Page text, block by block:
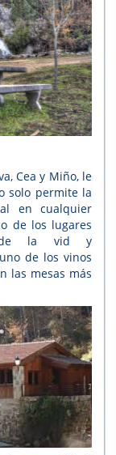
Cea y Miño, le
solo permite la
en cualquier
de los lugares
de la vid y
de los vinos
las mesas más